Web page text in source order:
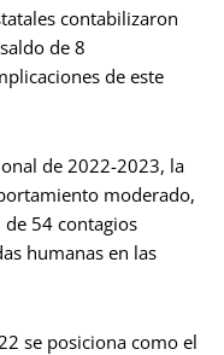
contabilizaron
de 8
de este
de 2022-2023, la
moderado,
54 contagios
humanas en las
se posiciona como el